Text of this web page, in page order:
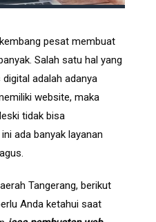
pesat membuat
Salah satu hal yang
adalah adanya
website, maka
tidak bisa
ada banyak layanan
Tangerang, berikut
Anda ketahui saat